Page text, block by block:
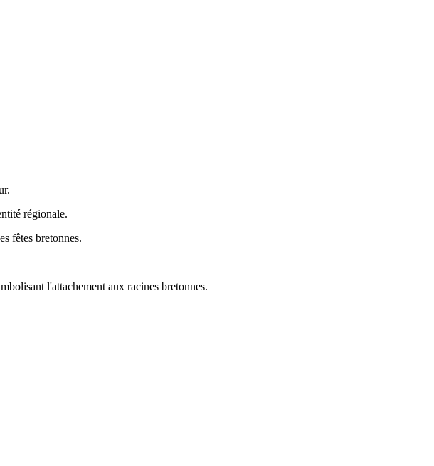
régionale.
fêtes bretonnes.
l'attachement aux racines bretonnes.